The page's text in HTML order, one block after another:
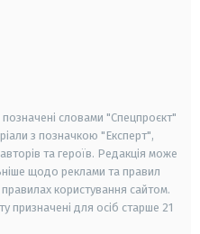
позначені словами "Спецпроєкт"
з позначкою "Експерт",
та героїв. Редакція може
щодо реклами та правил
користування сайтом.
призначені для осіб старше 21